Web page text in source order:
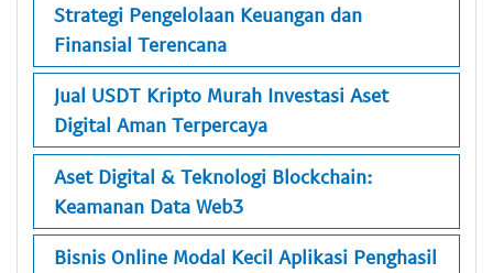
Strategi Pengelolaan Keuangan dan
Finansial Terencana
Jual USDT Kripto Murah Investasi Aset
Digital Aman Terpercaya
Aset Digital & Teknologi Blockchain:
Keamanan Data Web3
Bisnis Online Modal Kecil Aplikasi Penghasil